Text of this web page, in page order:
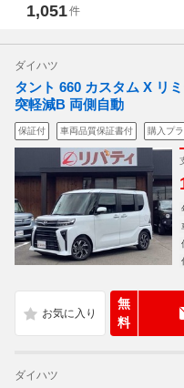
1,051件
ダイハツ
タント 660 カスタム X リ
突軽減B 両側自動
保証付 車両品質保証書付 購入プ
無
料
ダイハツ